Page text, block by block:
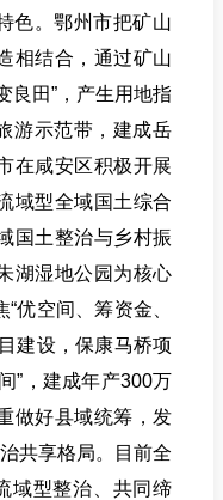
色。鄂州市把矿山
相结合，通过矿山
良田”，产生用地指
游示范带，建成岳
在咸安区积极开展
域型全域国土综合
国土整治与乡村振
湖湿地公园为核心
“优空间、筹资金、
建设，保康马桥项
”，建成年产300万
做好县域统筹，发
共享格局。目前全
域型整治、共同缔